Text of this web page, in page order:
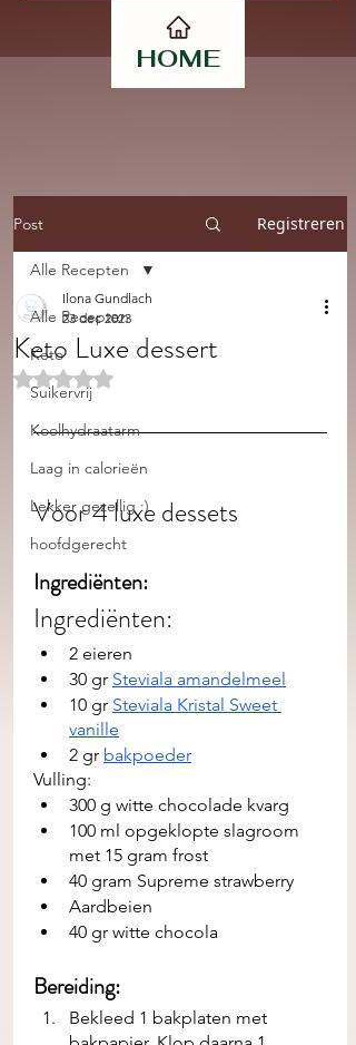
HOME
Post Registreren
Alle Recepten
Keto
Suikervrij
Koolhydraatarm
Laag in calorieën
Lekker gezellig :)
hoofdgerecht
Alle Recepten
Keto Luxe dessert
Ilona Gundlach
23 dec 2023
Beoordeeld met NaN uit 5 sterren.
Voor 4 luxe dessets
Ingrediënten:
Ingrediënten:
2 eieren
30 gr Steviala amandelmeel
10 gr Steviala Kristal Sweet
vanille
2 gr bakpoeder
Vulling:
300 g witte chocolade kvarg
100 ml opgeklopte slagroom
met 15 gram frost
40 gram Supreme strawberry
Aardbeien
40 gr witte chocola
Bereiding:
Bekleed 1 bakplaten met